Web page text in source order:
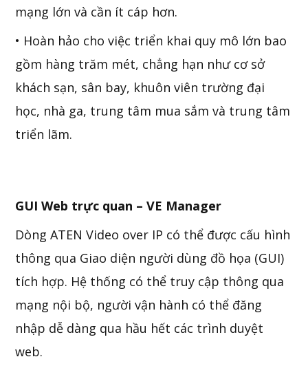
mạng lớn và cần ít cáp hơn.
• Hoàn hảo cho việc triển khai quy mô lớn bao
gồm hàng trăm mét, chẳng hạn như cơ sở
khách sạn, sân bay, khuôn viên trường đại
học, nhà ga, trung tâm mua sắm và trung tâm
triển lãm.
GUI Web trực quan – VE Manager
Dòng ATEN Video over IP có thể được cấu hình
thông qua Giao diện người dùng đồ họa (GUI)
tích hợp. Hệ thống có thể truy cập thông qua
mạng nội bộ, người vận hành có thể đăng
nhập dễ dàng qua hầu hết các trình duyệt
web.